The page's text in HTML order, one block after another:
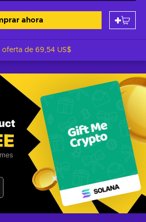
ahora
oferta de 69,54 US$